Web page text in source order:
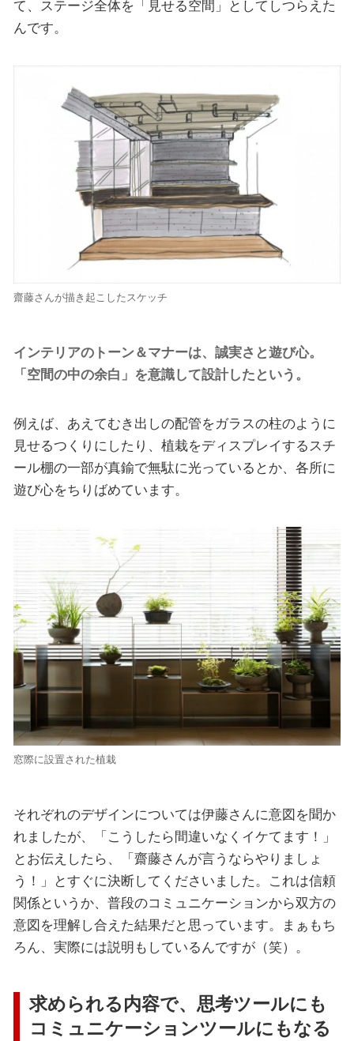
て、ステージ全体を「見せる空間」としてしつらえた
んです。
齋藤さんが描き起こしたスケッチ
インテリアのトーン＆マナーは、誠実さと遊び心。
「空間の中の余白」を意識して設計したという。
例えば、あえてむき出しの配管をガラスの柱のように
見せるつくりにしたり、植栽をディスプレイするスチ
ール棚の一部が真鍮で無駄に光っているとか、各所に
遊び心をちりばめています。
窓際に設置された植栽
それぞれのデザインについては伊藤さんに意図を聞か
れましたが、「こうしたら間違いなくイケてます！」
とお伝えしたら、「齋藤さんが言うならやりましょ
う！」とすぐに決断してくださいました。これは信頼
関係というか、普段のコミュニケーションから双方の
意図を理解し合えた結果だと思っています。まぁもち
ろん、実際には説明もしているんですが（笑）。
求められる内容で、思考ツールにも
コミュニケーションツールにもなる